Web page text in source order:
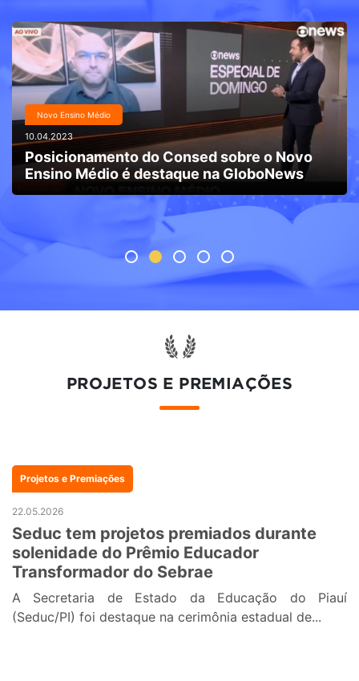
Piaui
24.03.2023
Projeto escolar reforça a importância de
uma alimentação saudável para a saúde
PROJETOS E PREMIAÇÕES
Projetos e Premiações
22.05.2026
Seduc tem projetos premiados durante
solenidade do Prêmio Educador
Transformador do Sebrae
A Secretaria de Estado da Educação do Piauí
(Seduc/PI) foi destaque na cerimônia estadual de...